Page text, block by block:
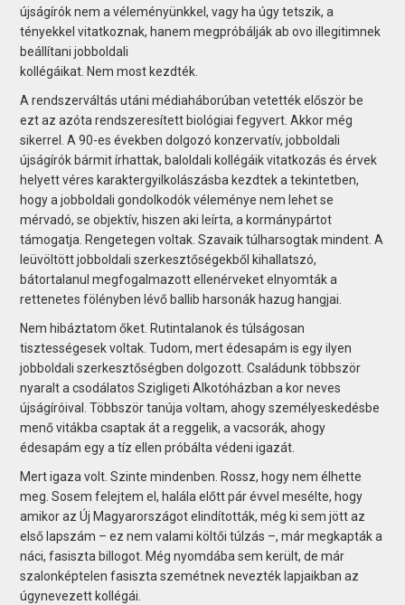
újságírók nem a véleményünkkel, vagy ha úgy tetszik, a
tényekkel vitatkoznak, hanem megpróbálják ab ovo illegitimnek
beállítani jobboldali
kollégáikat. Nem most kezdték.
A rendszerváltás utáni médiaháborúban vetették először be
ezt az azóta rendszeresített biológiai fegyvert. Akkor még
sikerrel. A 90-es években dolgozó konzervatív, jobboldali
újságírók bármit írhattak, baloldali kollégáik vitatkozás és érvek
helyett véres karaktergyilkolászásba kezdtek a tekintetben,
hogy a jobboldali gondolkodók véleménye nem lehet se
mérvadó, se objektív, hiszen aki leírta, a kormánypártot
támogatja. Rengetegen voltak. Szavaik túlharsogtak mindent. A
leüvöltött jobboldali szerkesztőségekből kihallatszó,
bátortalanul megfogalmazott ellenérveket elnyomták a
rettenetes fölényben lévő ballib harsonák hazug hangjai.
Nem hibáztatom őket. Rutintalanok és túlságosan
tisztességesek voltak. Tudom, mert édesapám is egy ilyen
jobboldali szerkesztőségben dolgozott. Családunk többször
nyaralt a csodálatos Szigligeti Alkotóházban a kor neves
újságíróival. Többször tanúja voltam, ahogy személyeskedésbe
menő vitákba csaptak át a reggelik, a vacsorák, ahogy
édesapám egy a tíz ellen próbálta védeni igazát.
Mert igaza volt. Szinte mindenben. Rossz, hogy nem élhette
meg. Sosem felejtem el, halála előtt pár évvel mesélte, hogy
amikor az Új Magyarországot elindították, még ki sem jött az
első lapszám – ez nem valami költői túlzás –, már megkapták a
náci, fasiszta billogot. Még nyomdába sem került, de már
szalonképtelen fasiszta szemétnek nevezték lapjaikban az
úgynevezett kollégái.